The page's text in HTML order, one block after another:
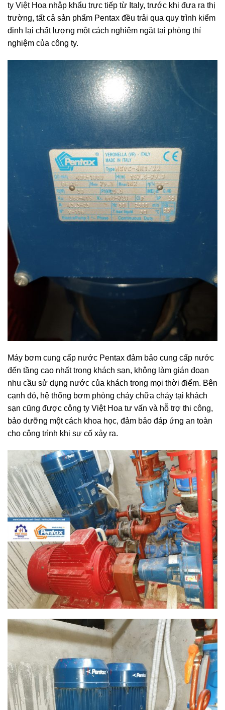
ty Việt Hoa nhập khẩu trực tiếp từ Italy, trước khi đưa ra thị
trường, tất cả sản phẩm Pentax đều trải qua quy trình kiểm
định lại chất lượng một cách nghiêm ngặt tại phòng thí
nghiệm của công ty.
Máy bơm cung cấp nước Pentax đảm bảo cung cấp nước
đến tầng cao nhất trong khách sạn, không làm gián đoạn
nhu cầu sử dụng nước của khách trong mọi thời điểm. Bên
cạnh đó, hệ thống bơm phòng cháy chữa cháy tại khách
sạn cũng được công ty Việt Hoa tư vấn và hỗ trợ thi công,
bảo dưỡng một cách khoa học, đảm bảo đáp ứng an toàn
cho công trình khi sự cố xảy ra.